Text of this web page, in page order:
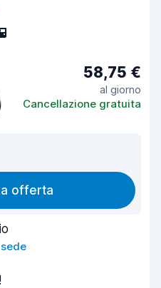
58,75 €
al giorno
Cancellazione gratuita
offerta